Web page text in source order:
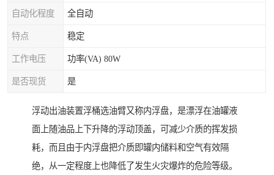
自动化程度 全自动
特点 稳定
工作电压 功率(VA) 80W
是否现货 是
浮动出油装置浮桶选油臂又称内浮盘，是漂浮在油罐液
面上随油品上下升降的浮动顶盖，可减少介质的挥发损
耗，而且由于内浮盘把介质即罐内储料和空气有效隔
绝，从一定程度上也降低了发生火灾爆炸的危险等级。